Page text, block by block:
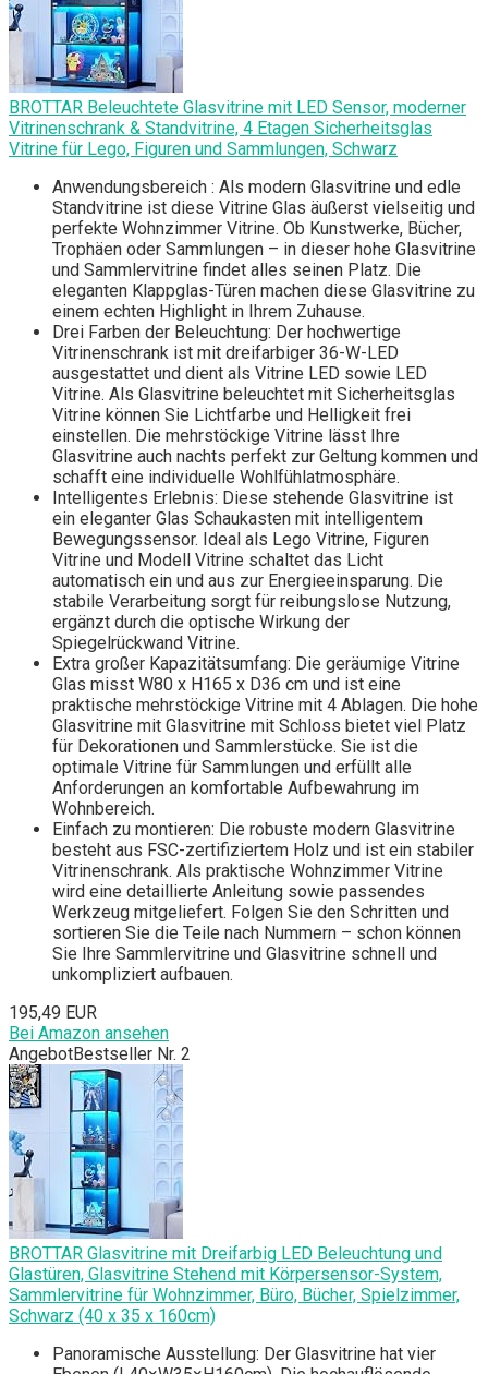
BROTTAR Beleuchtete Glasvitrine mit LED Sensor, moderner
Vitrinenschrank & Standvitrine, 4 Etagen Sicherheitsglas
Vitrine für Lego, Figuren und Sammlungen, Schwarz
Anwendungsbereich : Als modern Glasvitrine und edle
Standvitrine ist diese Vitrine Glas äußerst vielseitig und
perfekte Wohnzimmer Vitrine. Ob Kunstwerke, Bücher,
Trophäen oder Sammlungen – in dieser hohe Glasvitrine
und Sammlervitrine findet alles seinen Platz. Die
eleganten Klappglas-Türen machen diese Glasvitrine zu
einem echten Highlight in Ihrem Zuhause.
Drei Farben der Beleuchtung: Der hochwertige
Vitrinenschrank ist mit dreifarbiger 36-W-LED
ausgestattet und dient als Vitrine LED sowie LED
Vitrine. Als Glasvitrine beleuchtet mit Sicherheitsglas
Vitrine können Sie Lichtfarbe und Helligkeit frei
einstellen. Die mehrstöckige Vitrine lässt Ihre
Glasvitrine auch nachts perfekt zur Geltung kommen und
schafft eine individuelle Wohlfühlatmosphäre.
Intelligentes Erlebnis: Diese stehende Glasvitrine ist
ein eleganter Glas Schaukasten mit intelligentem
Bewegungssensor. Ideal als Lego Vitrine, Figuren
Vitrine und Modell Vitrine schaltet das Licht
automatisch ein und aus zur Energieeinsparung. Die
stabile Verarbeitung sorgt für reibungslose Nutzung,
ergänzt durch die optische Wirkung der
Spiegelrückwand Vitrine.
Extra großer Kapazitätsumfang: Die geräumige Vitrine
Glas misst W80 x H165 x D36 cm und ist eine
praktische mehrstöckige Vitrine mit 4 Ablagen. Die hohe
Glasvitrine mit Glasvitrine mit Schloss bietet viel Platz
für Dekorationen und Sammlerstücke. Sie ist die
optimale Vitrine für Sammlungen und erfüllt alle
Anforderungen an komfortable Aufbewahrung im
Wohnbereich.
Einfach zu montieren: Die robuste modern Glasvitrine
besteht aus FSC-zertifiziertem Holz und ist ein stabiler
Vitrinenschrank. Als praktische Wohnzimmer Vitrine
wird eine detaillierte Anleitung sowie passendes
Werkzeug mitgeliefert. Folgen Sie den Schritten und
sortieren Sie die Teile nach Nummern – schon können
Sie Ihre Sammlervitrine und Glasvitrine schnell und
unkompliziert aufbauen.
195,49 EUR
Bei Amazon ansehen
AngebotBestseller Nr. 2
BROTTAR Glasvitrine mit Dreifarbig LED Beleuchtung und
Glastüren, Glasvitrine Stehend mit Körpersensor-System,
Sammlervitrine für Wohnzimmer, Büro, Bücher, Spielzimmer,
Schwarz (40 x 35 x 160cm)
Panoramische Ausstellung: Der Glasvitrine hat vier